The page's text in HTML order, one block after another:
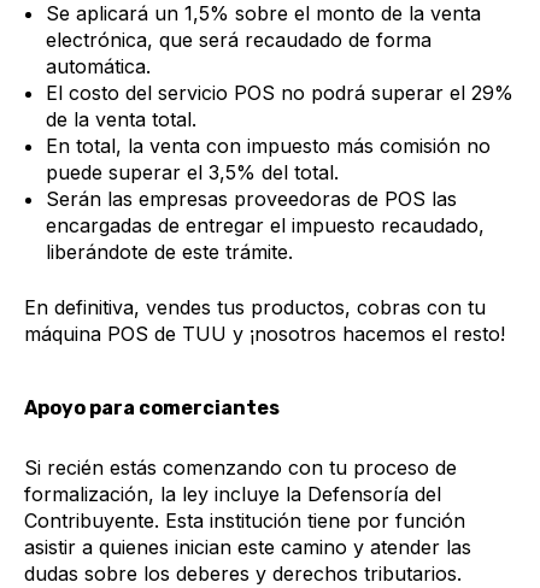
Se aplicará un 1,5% sobre el monto de la venta
electrónica, que será recaudado de forma
automática.
El costo del servicio POS no podrá superar el 29%
de la venta total.
En total, la venta con impuesto más comisión no
puede superar el 3,5% del total.
Serán las empresas proveedoras de POS las
encargadas de entregar el impuesto recaudado,
liberándote de este trámite.
En definitiva, vendes tus productos, cobras con tu
máquina POS de TUU y ¡nosotros hacemos el resto!
Apoyo para comerciantes
Si recién estás comenzando con tu proceso de
formalización, la ley incluye la Defensoría del
Contribuyente. Esta institución tiene por función
asistir a quienes inician este camino y atender las
dudas sobre los deberes y derechos tributarios.